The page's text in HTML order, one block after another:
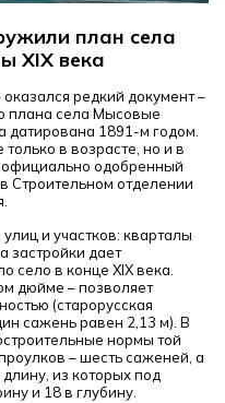
план села
XIX века
редкий документ –
плана села Мысовые
датирована 1891-м годом.
в возрасте, но и в
официально одобренный
Строительном отделении
и участков: кварталы
застройки дает
село в конце XIX века.
дюйме – позволяет
(старорусская
сажень равен 2,13 м). В
нормы той
– шесть саженей, а
из которых под
и 18 в глубину.